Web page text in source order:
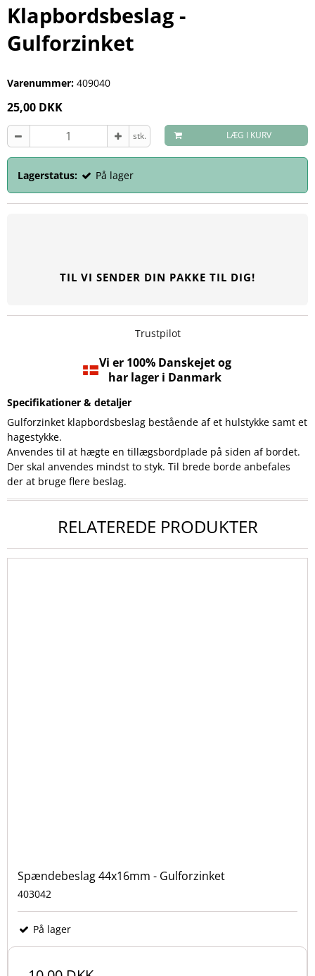
Klapbordsbeslag -
Gulforzinket
Varenummer: 409040
25,00 DKK
stk. LÆG I KURV
Lagerstatus: På lager
TIL VI SENDER DIN PAKKE TIL DIG!
Trustpilot
Vi er 100% Danskejet og
har lager i Danmark
Specifikationer & detaljer
Gulforzinket klapbordsbeslag bestående af et hulstykke samt et
hagestykke.
Anvendes til at hægte en tillægsbordplade på siden af bordet.
Der skal anvendes mindst to styk. Til brede borde anbefales
der at bruge flere beslag.
RELATEREDE PRODUKTER
Spændebeslag 44x16mm - Gulforzinket
403042
På lager